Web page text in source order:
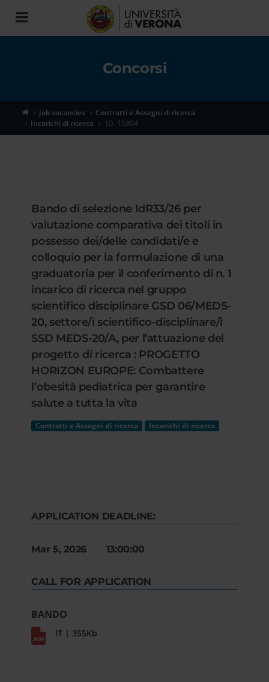
Toggle
navigation
Concorsi
Job vacancies
Contratti e Assegni di ricerca
Incarichi di ricerca
ID. 15804
Bando di selezione IdR33/26 per
valutazione comparativa dei titoli in
possesso dei/delle candidati/e e
colloquio per la formulazione di una
graduatoria per il conferimento di n. 1
incarico di ricerca nel gruppo
scientifico disciplinare GSD 06/MEDS-
20, settore/i scientifico-disciplinare/i
SSD MEDS-20/A, per l’attuazione del
progetto di ricerca : PROGETTO
HORIZON EUROPE: Combattere
l’obesità pediatrica per garantire
salute a tutta la vita
Contratti e Assegni di ricerca Incarichi di ricerca
APPLICATION DEADLINE:
Mar 5, 2026 13:00:00
CALL FOR APPLICATION
BANDO
IT | 355Kb